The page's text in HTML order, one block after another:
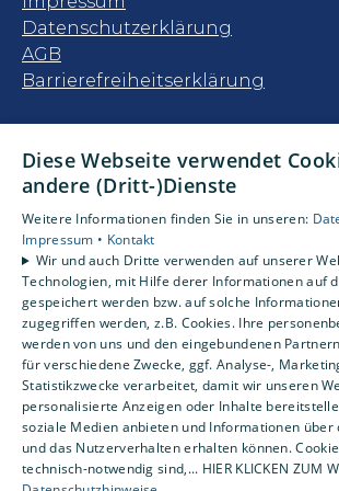
Datenschutzerklärung
AGB
Barrierefreiheitserklärung
Privatkunden
Gewerbekunden
Karriere
Unternehmen
Kontakt
Um externe HTML-Inhalte
benötigen wir Ihre
Weitere Informationen finden Sie
Datenschutzerklärung.
Cookie-Einstellungen
Diese Webseite verwendet
andere (Dritt-)Dienste
Weitere Informationen finden Sie in unseren:
Impressum • Kontakt
Wir und auch Dritte verwenden auf unserer
Technologien, mit Hilfe derer Informationen auf
gespeichert werden bzw. auf solche
zugegriffen werden, z.B. Cookies. Ihre
werden von uns und den eingebundenen
für verschiedene Zwecke, ggf. Analyse-,
Statistikzwecke verarbeitet, damit wir unseren
personalisierte Anzeigen oder Inhalte
soziale Medien anbieten und Informationen über
und das Nutzerverhalten erhalten können.
technisch-notwendig sind,... HIER KLICKEN ZUM